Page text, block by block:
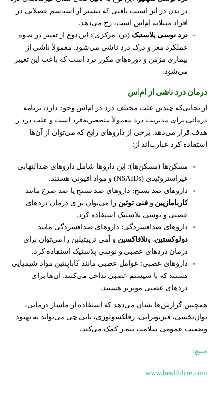
در بدن در اثر آسیب بافتی که بیشتر از اسپاسم عضلانی در
افراد مبتلابه ام‌اس است، رخ می‌دهد.
درد نوسی پلاستیک (درد مرکزی): این نوع از تغییر در نحوه
عملکرد مغز و درک درد ناشی می‌شود. معمولاً ناشی از
بیماری مزمن و دوره‌های مکرر درد است که باعث این تغییر
می‌شود.
درمان درد ناشی از ام‌اس
ازآنجایی‌که چندین علت مختلف درد در ام‌اس وجود دارد، برنامه
درمانی برای مدیریت درد معمولاً منحصربه‌فرد است و علت درد را
هدف قرار می‌دهد. برخی از داروهای رایج که می‌توان از آن‌ها
استفاده کرد عبارت‌اند از:
مسکن‌ها (مسکن‌ها): این داروها شامل داروهای ضدالتهابی
غیراستروئیدی (NSAIDs) و مواد افیونی هستند.
داروهای ضد تشنج: داروهای ضد تشنج یا ضد صرع مانند
کاربامازپین و فنی توئین را می‌توان برای درمان دردهای
عصبی و نوسی پلاستیک استفاده کرد.
داروهای ضدافسردگی: داروهای ضدافسردگی مانند
دولوکستین، ونلافاکسین و آمی تریپتیلین را می‌توان برای
درمان دردهای عصبی و نوسی پلاستیک استفاده کرد.
داروهای عصبی: عوامل عصبی مانند گاباپنتین مواد شیمیایی
هستند که با سیستم عصبی تداخل می‌کنند. آن‌ها برای
دردهای عصبی مؤثرتر هستند.
همچنین گزارش‌ها نشان می‌دهد که استفاده از ماساژ درمانی،
توان‌بخشی، فیزیوتراپی، رفلکسولوژی، تایی چی می‌تواند به بهبود
وضعیت عمومی سلامت بیمار کمک می‌کند.
منبع:
www.healthline.com